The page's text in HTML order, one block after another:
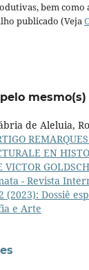
bem como
publicado (Veja
mesmo(s)
de Aleluia,
EN
VICTOR
- Revista
(2023): Dossiê
e Arte